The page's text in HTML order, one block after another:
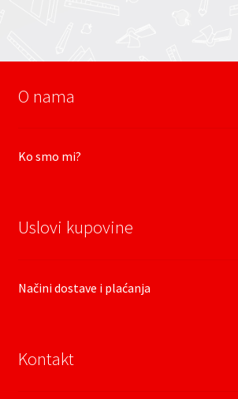
O nama
Ko smo mi?
Uslovi kupovine
Načini dostave i plaćanja
Kontakt